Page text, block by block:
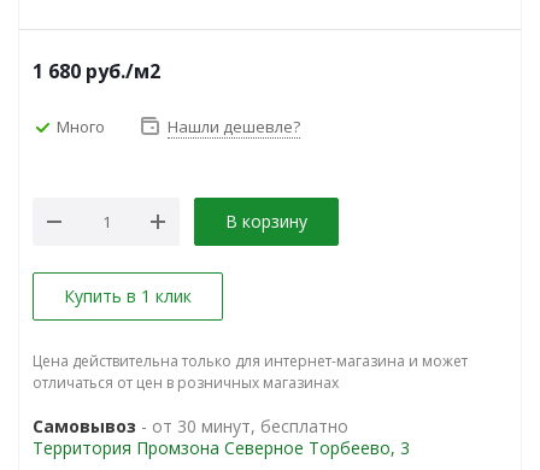
1 680 руб./м2
Много Нашли дешевле?
В корзину
Купить в 1 клик
Цена действительна только для интернет-магазина и может
отличаться от цен в розничных магазинах
Самовывоз - от 30 минут, бесплатно
Территория Промзона Северное Торбеево, 3